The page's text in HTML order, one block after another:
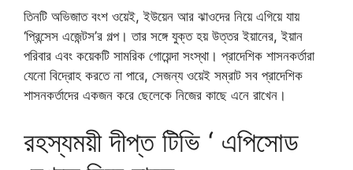
তিনটি অভিজাত বংশ ওয়েই, ইউয়েন আর ঝাওদের নিয়ে এগিয়ে যায়
‘প্রিন্সেস এজেন্টস’র গল্প। তার সঙ্গে যুক্ত হয় উত্তর ইয়ানের, ইয়ান
পরিবার এবং কয়েকটি সামরিক গোয়েন্দা সংস্থা। প্রাদেশিক শাসনকর্তারা
যেনো বিদ্রোহ করতে না পারে, সেজন্য ওয়েই সম্রাট সব প্রাদেশিক
শাসনকর্তাদের একজন করে ছেলেকে নিজের কাছে এনে রাখেন।
রহস্যময়ী দীপ্ত টিভি ‘ এপিসোড